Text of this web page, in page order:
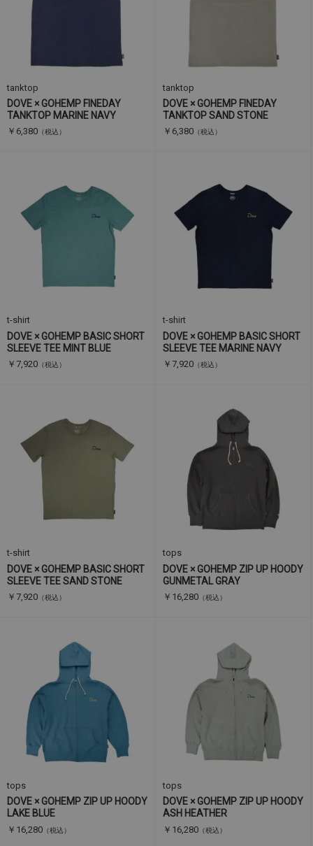
tanktop
DOVE × GOHEMP FINEDAY
TANKTOP MARINE NAVY
￥6,380 （税込）
tanktop
DOVE × GOHEMP FINEDAY
TANKTOP SAND STONE
￥6,380 （税込）
t-shirt
DOVE × GOHEMP BASIC SHORT
SLEEVE TEE MINT BLUE
￥7,920 （税込）
t-shirt
DOVE × GOHEMP BASIC SHORT
SLEEVE TEE MARINE NAVY
￥7,920 （税込）
t-shirt
DOVE × GOHEMP BASIC SHORT
SLEEVE TEE SAND STONE
￥7,920 （税込）
tops
DOVE × GOHEMP ZIP UP HOODY
GUNMETAL GRAY
￥16,280 （税込）
tops
DOVE × GOHEMP ZIP UP HOODY
LAKE BLUE
￥16,280 （税込）
tops
DOVE × GOHEMP ZIP UP HOODY
ASH HEATHER
￥16,280 （税込）